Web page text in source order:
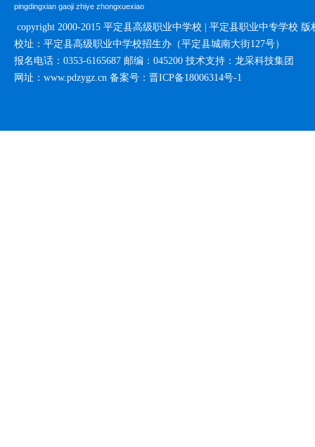
pingdingxian gaoji zhiye zhongxuexiao
copyright 2000-2015 平定县高级职业中学校 | 平定县职业中专学校 版
校址：平定县高级职业中学校招生办（平定县城南大街127号）
报名电话：0353-6165687 邮编：045200 技术支持：龙采科技集团
网址：www.pdzygz.cn 备案号： 晋ICP备18006314号-1